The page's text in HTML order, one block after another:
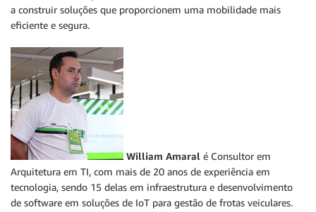
a construir soluções que proporcionem uma mobilidade mais
eficiente e segura.
William Amaral é Consultor em
Arquitetura em TI, com mais de 20 anos de experiência em
tecnologia, sendo 15 delas em infraestrutura e desenvolvimento
de software em soluções de IoT para gestão de frotas veiculares.